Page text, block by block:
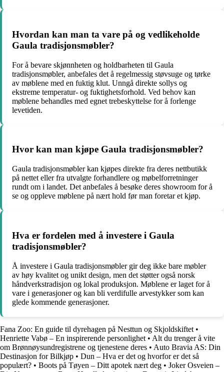
Hvordan kan man ta vare på og vedlikeholde
Gaula tradisjonsmøbler?
For å bevare skjønnheten og holdbarheten til Gaula
tradisjonsmøbler, anbefales det å regelmessig støvsuge og tørke
av møblene med en fuktig klut. Unngå direkte sollys og
ekstreme temperatur- og fuktighetsforhold. Ved behov kan
møblene behandles med egnet trebeskyttelse for å forlenge
levetiden.
Hvor kan man kjøpe Gaula tradisjonsmøbler?
Gaula tradisjonsmøbler kan kjøpes direkte fra deres nettbutikk
på nettet eller fra utvalgte forhandlere og møbelforretninger
rundt om i landet. Det anbefales å besøke deres showroom for å
se og oppleve møblene på nært hold før man foretar et kjøp.
Hva er fordelen med å investere i Gaula
tradisjonsmøbler?
Å investere i Gaula tradisjonsmøbler gir deg ikke bare møbler
av høy kvalitet og unikt design, men det støtter også norsk
håndverkstradisjon og lokal produksjon. Møblene er laget for å
vare i generasjoner og kan bli verdifulle arvestykker som kan
glede kommende generasjoner.
Fana Zoo: En guide til dyrehagen på Nesttun og Skjoldskiftet •
Henriette Vabø – En inspirerende personlighet • Alt du trenger å vite
om Brønnøysundregistrene og tjenestene deres • Auto Bravia AS: Din
Destinasjon for Bilkjøp • Dun – Hva er det og hvorfor er det så
populært? • Boots på Tøyen – Ditt apotek nært deg • Joker Osveien –